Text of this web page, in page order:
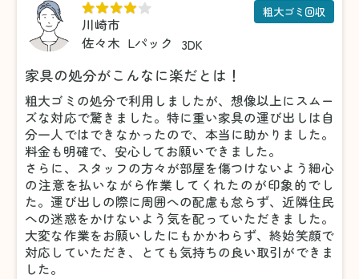
川崎市
佐々木 Lパック 3DK
粗大ゴミ回収
家具の処分がこんなに楽だとは！
粗大ゴミの処分で利用しましたが、想像以上にスムー
ズな対応で驚きました。特に重い家具の運び出しは自
分一人ではできなかったので、本当に助かりました。
料金も明確で、安心してお願いできました。
さらに、スタッフの方々が部屋を傷つけないよう細心
の注意を払いながら作業してくれたのが印象的でし
た。運び出しの際に周囲への配慮も怠らず、近隣住民
への迷惑をかけないよう気を配っていただきました。
大変な作業をお願いしたにもかかわらず、終始笑顔で
対応していただき、とても気持ちの良い取引ができま
した。